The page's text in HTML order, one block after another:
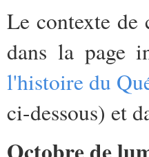
Le contexte de
dans la page
l'histoire du
ci-dessous) et